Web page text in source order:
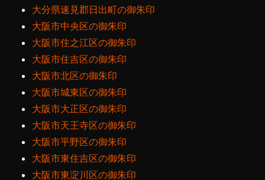
大分県速見郡日出町の御朱印
大阪市中央区の御朱印
大阪市住之江区の御朱印
大阪市住吉区の御朱印
大阪市北区の御朱印
大阪市城東区の御朱印
大阪市大正区の御朱印
大阪市天王寺区の御朱印
大阪市平野区の御朱印
大阪市東住吉区の御朱印
大阪市東淀川区の御朱印